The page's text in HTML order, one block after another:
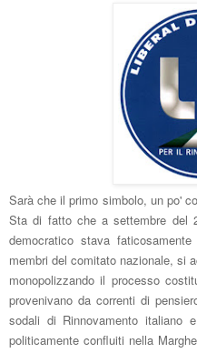
Sarà che il primo simbolo, un po'
Sta di fatto che a settembre del
democratico stava
membri del comitato nazionale, si
monopolizzando il processo
provenivano da correnti di
sodali di Rinnovamento italiano
politicamente confluiti nella